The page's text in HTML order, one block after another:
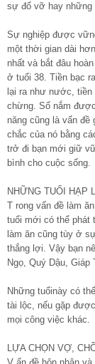
sự đổ vỡ hay
Sự nghiệp được
một thời gian dài
nhất và bắt đâu
ở tuổi 38. Tiền bạc
lại ra như nước,
chừng. Số nắm
năng cũng là vấn
chắc của nó bằng
trở đi bạn mới giữ
bình cho cuộc sống.
NHỮNG TUỔI HẠP
T rong vấn đề làm
tuổi mới có thể phát
làm ăn cũng tùy ở
thắng lợi. Vậy bạn
Ngọ, Quý Dậu, Giáp
Những tuổinày có
tài lộc, nếu gặp
mọi công việc khác.
LỰA CHỌN VỢ,